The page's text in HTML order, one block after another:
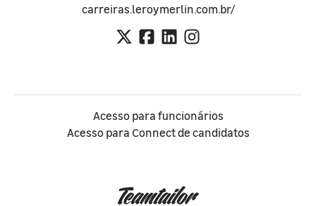
carreiras.leroymerlin.com.br/
Acesso para funcionários
Acesso para Connect de candidatos